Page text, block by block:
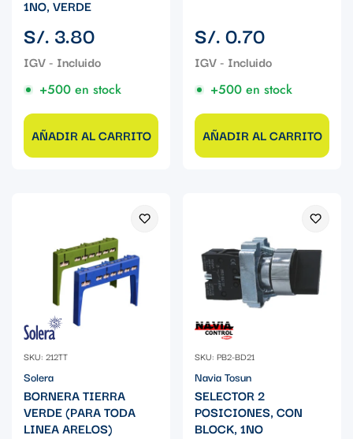
1NO, VERDE
Precio
regular
S/. 3.80
+500 en stock
AÑADIR AL CARRITO
Precio
regular
S/. 0.70
+500 en stock
AÑADIR AL CARRITO
SKU: 212TT
Solera
BORNERA TIERRA
VERDE (PARA TODA
LINEA ARELOS)
SKU: PB2-BD21
Navia Tosun
SELECTOR 2
POSICIONES, CON
BLOCK, 1NO